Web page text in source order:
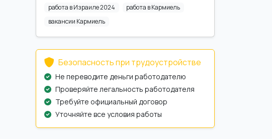
работа в Израиле 2024
работа в Кармиель
вакансии Кармиель
Безопасность при трудоустройстве
Не переводите деньги работодателю
Проверяйте легальность работодателя
Требуйте официальный договор
Уточняйте все условия работы